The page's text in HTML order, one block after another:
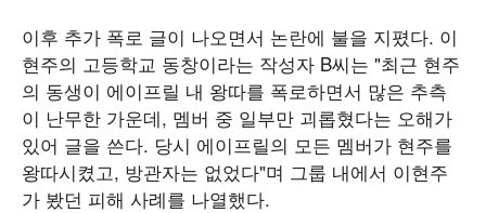
이후 추가 폭로 글이 나오면서 논란에 불을 지폈다. 이
현주의 고등학교 동창이라는 작성자 B씨는 "최근 현주
의 동생이 에이프릴 내 왕따를 폭로하면서 많은 추측
이 난무한 가운데, 멤버 중 일부만 괴롭혔다는 오해가
있어 글을 쓴다. 당시 에이프릴의 모든 멤버가 현주를
왕따시켰고, 방관자는 없었다"며 그룹 내에서 이현주
가 봤던 피해 사례를 나열했다.